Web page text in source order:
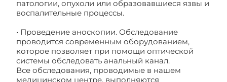
патологии, опухоли или образовавшиеся язвы и
воспалительные процессы.
• Проведение аноскопии. Обследование
проводится современным оборудованием,
которое позволяет при помощи оптической
системы обследовать анальный канал.
Все обследования, проводимые в нашем
медицинском центре, выполняются